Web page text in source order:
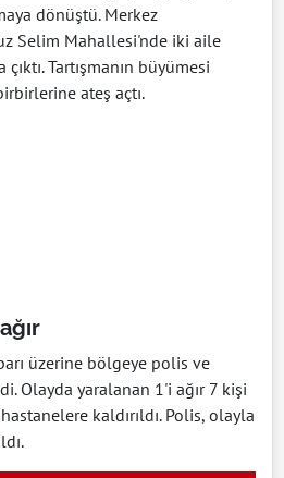
dönüştü. Merkez
Selim Mahallesi'nde iki aile
Tartışmanın büyümesi
ateş açtı.
üzerine bölgeye polis ve
Olayda yaralanan 1'i ağır 7 kişi
kaldırıldı. Polis, olayla